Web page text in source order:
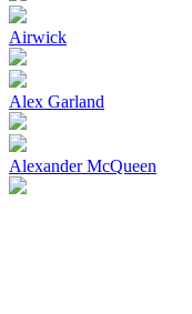
Airwick
Alex Garland
Alexander McQueen